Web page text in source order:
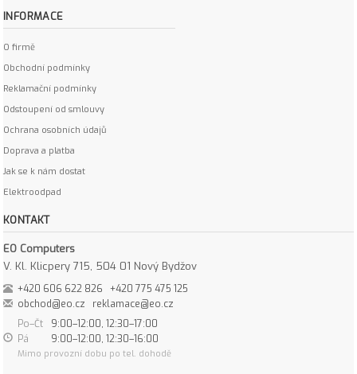
INFORMACE
O firmě
Obchodní podmínky
Reklamační podmínky
Odstoupení od smlouvy
Ochrana osobních údajů
Doprava a platba
Jak se k nám dostat
Elektroodpad
KONTAKT
EO Computers
V. Kl. Klicpery 715, 504 01 Nový Bydžov
+420 606 622 826
+420 775 475 125
obchod@eo.cz
reklamace@eo.cz
Po–Čt
9:00–12:00, 12:30–17:00
Pá
9:00–12:00, 12:30–16:00
Mimo provozní dobu po tel. dohodě